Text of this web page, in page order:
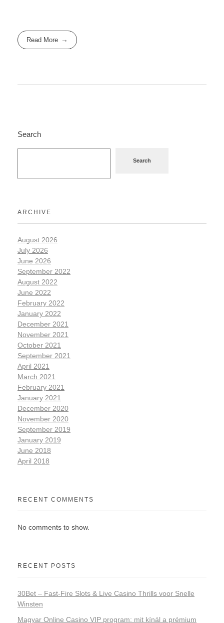
Read More
Search
Search
ARCHIVE
August 2026
July 2026
June 2026
September 2022
August 2022
June 2022
February 2022
January 2022
December 2021
November 2021
October 2021
September 2021
April 2021
March 2021
February 2021
January 2021
December 2020
November 2020
September 2019
January 2019
June 2018
April 2018
RECENT COMMENTS
No comments to show.
RECENT POSTS
30Bet – Fast‑Fire Slots & Live Casino Thrills voor Snelle
Winsten
Magyar Online Casino VIP program: mit kínál a prémium